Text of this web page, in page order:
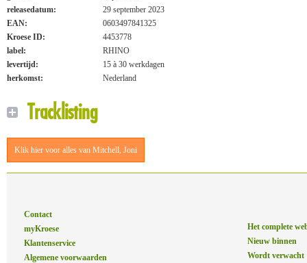
releasedatum:
29 september 2023
EAN:
0603497841325
Kroese ID:
4453778
label:
RHINO
levertijd:
15 à 30 werkdagen
herkomst:
Nederland
Tracklisting
Klik hier voor alles van Mitchell, Joni
Contact
myKroese
Klantenservice
Algemene voorwaarden
Het complete
Nieuw binnen
Wordt verwacht